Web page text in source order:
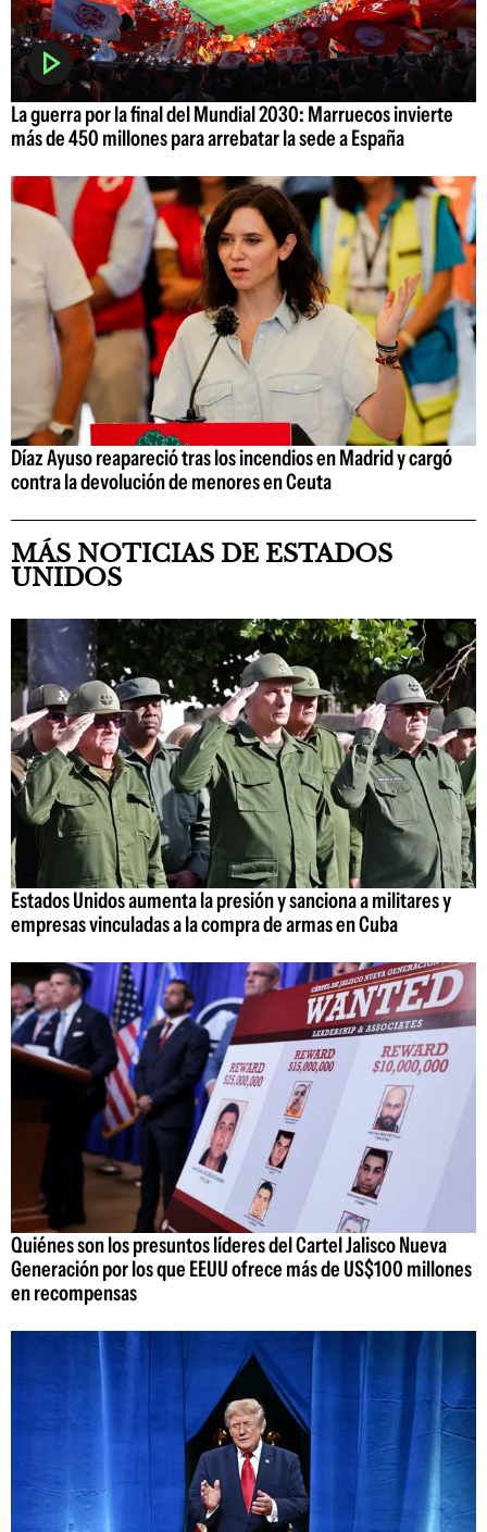
La guerra por la final del Mundial 2030: Marruecos invierte
más de 450 millones para arrebatar la sede a España
Díaz Ayuso reapareció tras los incendios en Madrid y cargó
contra la devolución de menores en Ceuta
MÁS NOTICIAS DE ESTADOS
UNIDOS
Estados Unidos aumenta la presión y sanciona a militares y
empresas vinculadas a la compra de armas en Cuba
Quiénes son los presuntos líderes del Cartel Jalisco Nueva
Generación por los que EEUU ofrece más de US$100 millones
en recompensas